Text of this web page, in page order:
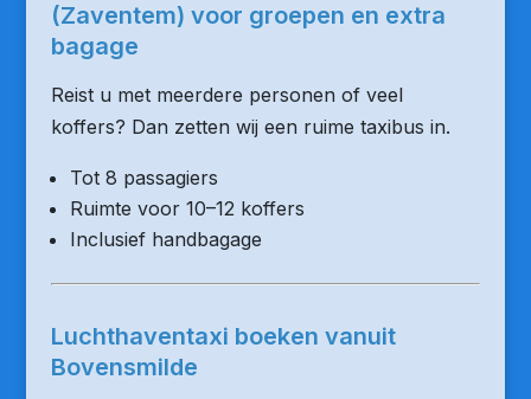
(Zaventem) voor groepen en extra
bagage
Reist u met meerdere personen of veel
koffers? Dan zetten wij een ruime taxibus in.
Tot 8 passagiers
Ruimte voor 10–12 koffers
Inclusief handbagage
Luchthaventaxi boeken vanuit
Bovensmilde